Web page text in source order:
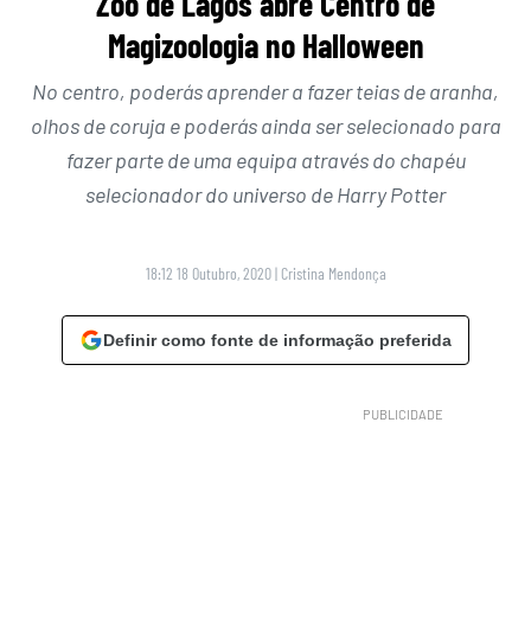
Magizoologia no Halloween
No centro, poderás aprender a fazer teias de aranha,
olhos de coruja e poderás ainda ser selecionado para
fazer parte de uma equipa através do chapéu
selecionador do universo de Harry Potter
18:12 18 Outubro, 2020 | Cristina Mendonça
Definir como fonte de informação preferida